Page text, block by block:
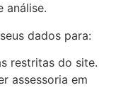
análise.
dados para:
restritas do site.
assessoria em